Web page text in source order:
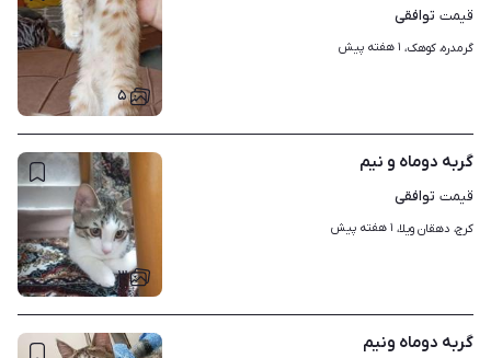
۵
قیمت توافقی
گرمدره، کوهک، ۱ هفته پیش
۳
گربه دوماه و نیم
قیمت توافقی
کرج، دهقان ویلا، ۱ هفته پیش
گربه دوماه ونیم